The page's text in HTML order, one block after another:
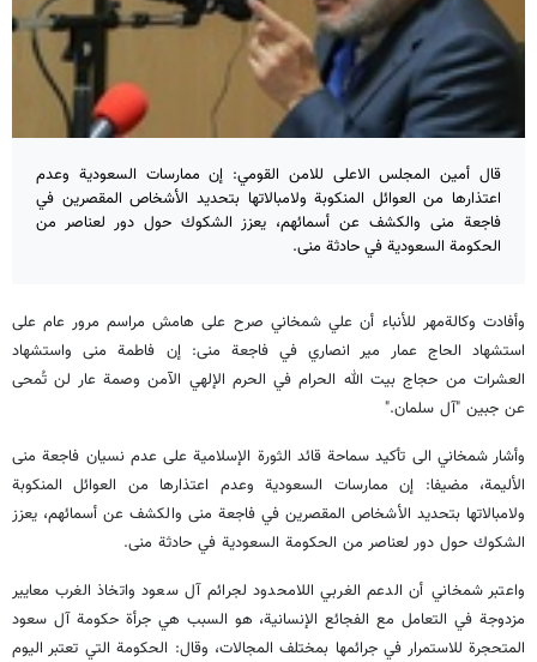
قال أمين المجلس الاعلى للامن القومي: إن ممارسات السعودية وعدم
اعتذارها من العوائل المنكوبة ولامبالاتها بتحديد الأشخاص المقصرين في
فاجعة منى والكشف عن أسمائهم، يعزز الشكوك حول دور لعناصر من
الحكومة السعودية في حادثة منى.
وأفادت وكالةمهر للأنباء أن علي شمخاني صرح على هامش مراسم مرور عام على
استشهاد الحاج عمار مير انصاري في فاجعة منى: إن فاطمة منى واستشهاد
العشرات من حجاج بيت الله الحرام في الحرم الإلهي الآمن وصمة عار لن تُمحى
عن جبين "آل سلمان".
وأشار شمخاني الى تأكيد سماحة قائد الثورة الإسلامية على عدم نسيان فاجعة منى
الأليمة، مضيفا: إن ممارسات السعودية وعدم اعتذارها من العوائل المنكوبة
ولامبالاتها بتحديد الأشخاص المقصرين في فاجعة منى والكشف عن أسمائهم، يعزز
الشكوك حول دور لعناصر من الحكومة السعودية في حادثة منى.
واعتبر شمخاني أن الدعم الغربي اللامحدود لجرائم آل سعود واتخاذ الغرب معايير
مزدوجة في التعامل مع الفجائع الإنسانية، هو السبب هي جرأة حكومة آل سعود
المتحجرة للاستمرار في جرائمها بمختلف المجالات، وقال: الحكومة التي تعتبر اليوم